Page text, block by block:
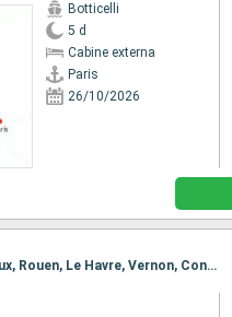
Botticelli
5 d
Cabine externa
Paris
26/10/2026
Itinerário : Paris, La Roche Guyon, Rouen, Vernon, Le Havre, Caudebec-en-Caux, Rouen, Le Havre, Vernon, Conflans Ste Honorine, Rouen, Conflans Ste Honorine, Paris